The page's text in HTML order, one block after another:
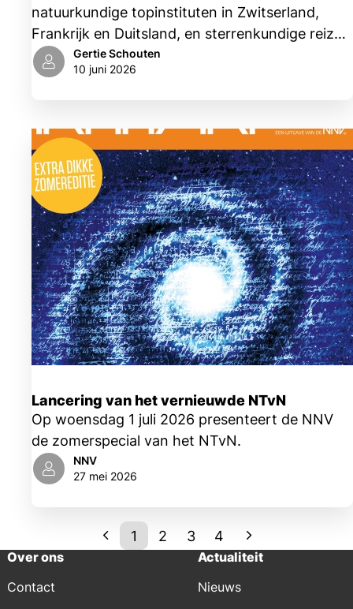
natuurkundige topinstituten in Zwitserland,
Frankrijk en Duitsland, en sterrenkundige reizen
in ons eigen land. Het Quarktravelteam, dat
bestaat uit zes enthousiaste (oud)docenten,
Gertie Schouten
10 juni 2026
Lancering van het vernieuwde NTvN
Op woensdag 1 juli 2026 presenteert de NNV
de zomerspecial van het NTvN.
NNV
27 mei 2026
1 2 3 4
Over ons
Contact
Actualiteit
Nieuws